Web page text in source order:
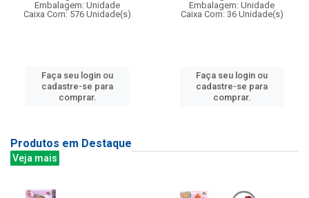
Embalagem: Unidade
Caixa Com: 576 Unidade(s)
Faça seu login ou
cadastre-se para
comprar.
Embalagem: Unidade
Caixa Com: 36 Unidade(s)
Faça seu login ou
cadastre-se para
comprar.
Produtos em Destaque
Veja mais